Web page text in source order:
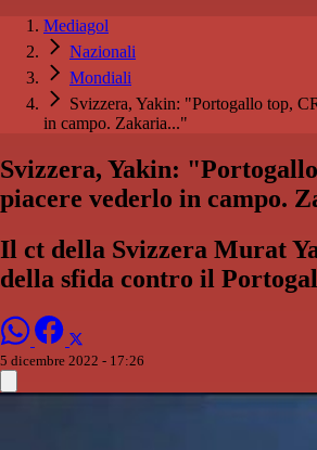
Mediagol
Nazionali
Mondiali
Svizzera, Yakin: "Portogallo top,
in campo. Zakaria..."
Svizzera, Yakin:
piacere vederlo in campo.
Il ct della Svizzera Murat
della sfida contro il
5 dicembre 2022 - 17:26